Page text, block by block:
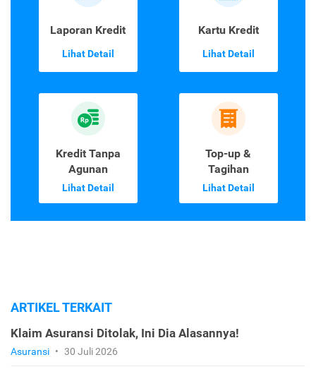
Laporan Kredit
Lihat Detail
Kartu Kredit
Lihat Detail
Kredit Tanpa
Agunan
Lihat Detail
Top-up &
Tagihan
Lihat Detail
ARTIKEL TERKAIT
Klaim Asuransi Ditolak, Ini Dia Alasannya!
Asuransi • 30 Juli 2026